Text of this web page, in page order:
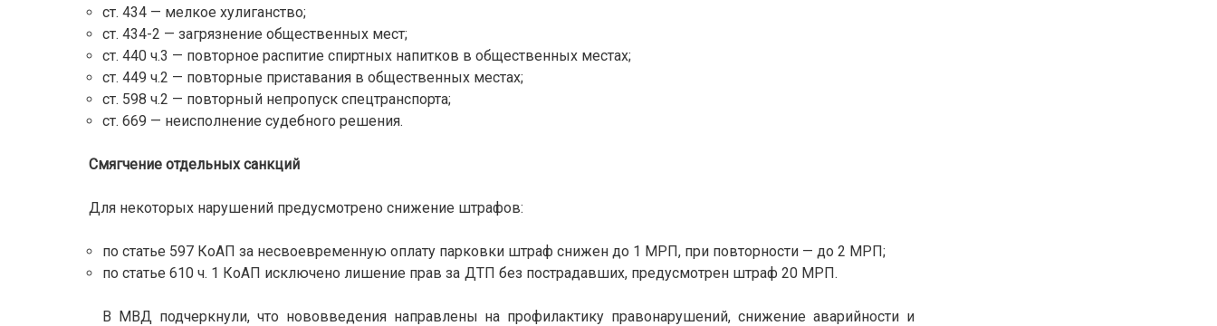
ст. 434 — мелкое хулиганство;
ст. 434-2 — загрязнение общественных мест;
ст. 440 ч.3 — повторное распитие спиртных напитков в общественных местах;
ст. 449 ч.2 — повторные приставания в общественных местах;
ст. 598 ч.2 — повторный непропуск спецтранспорта;
ст. 669 — неисполнение судебного решения.
Смягчение отдельных санкций
Для некоторых нарушений предусмотрено снижение штрафов:
по статье 597 КоАП за несвоевременную оплату парковки штраф снижен до 1 МРП, при повторности — до 2 МРП;
по статье 610 ч. 1 КоАП исключено лишение прав за ДТП без пострадавших, предусмотрен штраф 20 МРП.
В МВД подчеркнули, что нововведения направлены на профилактику правонарушений, снижение аварийности и